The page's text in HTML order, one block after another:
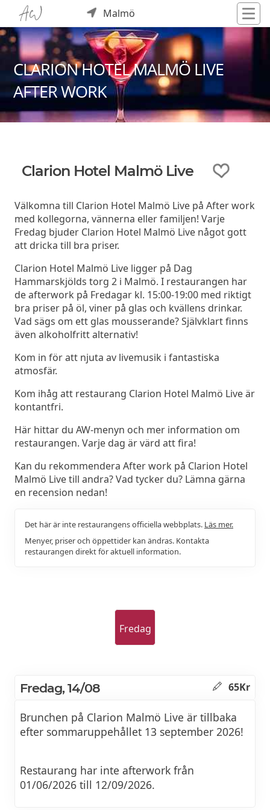
Malmö
CLARION HOTEL MALMÖ LIVE
AFTER WORK
Clarion Hotel Malmö Live
Välkomna till Clarion Hotel Malmö Live på After work
med kollegorna, vännerna eller familjen! Varje
Fredag bjuder Clarion Hotel Malmö Live något gott
att dricka till bra priser.
Clarion Hotel Malmö Live ligger på Dag
Hammarskjölds torg 2 i Malmö. I restaurangen har
de afterwork på Fredagar kl. 15:00-19:00 med riktigt
bra priser på öl, viner på glas och kvällens drinkar.
Vad sägs om ett glas mousserande? Självklart finns
även alkoholfritt alternativ!
Kom in för att njuta av livemusik i fantastiska
atmosfär.
Kom ihåg att restaurang Clarion Hotel Malmö Live är
kontantfri.
Här hittar du AW-menyn och mer information om
restaurangen. Varje dag är värd att fira!
Kan du rekommendera After work på Clarion Hotel
Malmö Live till andra? Vad tycker du? Lämna gärna
en recension nedan!
Det här är inte restaurangens officiella webbplats. Läs mer.
Menyer, priser och öppettider kan ändras. Kontakta
restaurangen direkt för aktuell information.
Fredag
Fredag, 14/08 65Kr
Brunchen på Clarion Malmö Live är tillbaka
efter sommaruppehållet 13 september 2026!
Restaurang har inte afterwork från
01/06/2026 till 12/09/2026.